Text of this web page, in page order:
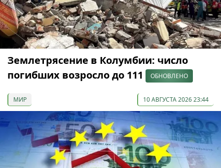
Землетрясение в Колумбии: число
погибших возросло до 111
ОБНОВЛЕНО
МИР 10 АВГУСТА 2026 23:44